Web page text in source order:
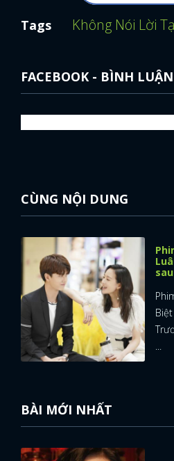
Tags Không Nói Lời
FACEBOOK - BÌNH LUẬN
CÙNG NỘI DUNG
BÀI MỚI NHẤT